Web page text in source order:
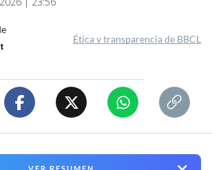
Ética y transparencia de BBCL